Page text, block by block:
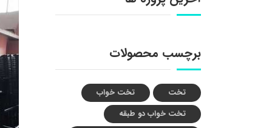
برچسب محصولات
تخت
تخت خواب
تخت خواب دو طبقه